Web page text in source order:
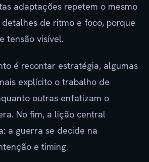
adaptações repetem o mesmo
de ritmo e foco, porque
tensão visível.
é recontar estratégia, algumas
explícito o trabalho de
outras enfatizam o
No fim, a lição central
a guerra se decide na
e timing.